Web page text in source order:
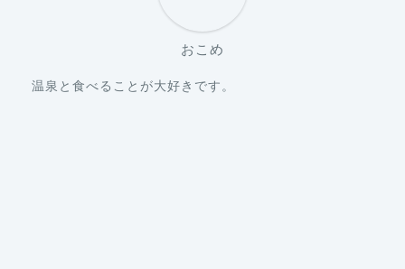
おこめ
温泉と食べることが大好きです。